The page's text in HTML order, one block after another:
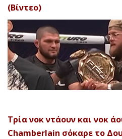
(Βίντεο)
Τρία νοκ ντάουν και νοκ
Chamberlain σόκαρε το